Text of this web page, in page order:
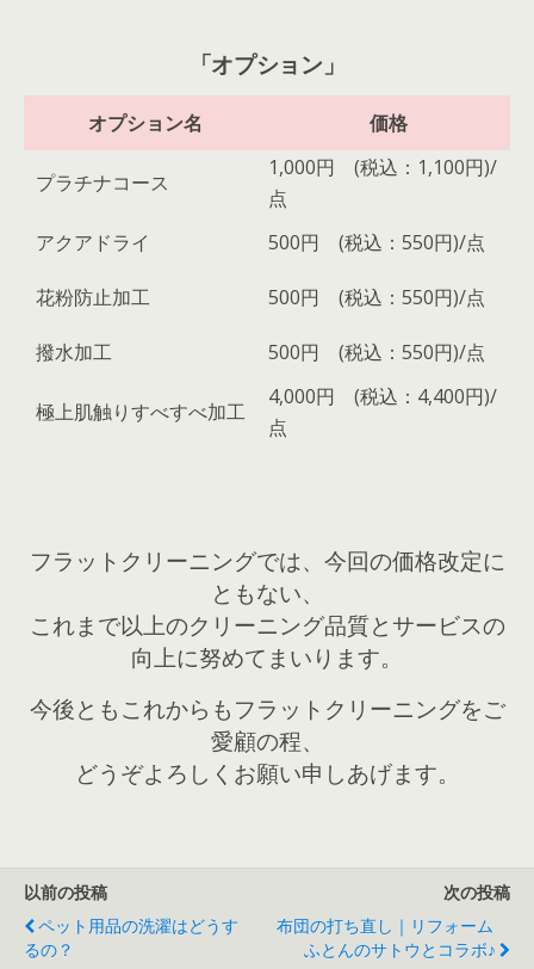
「オプション」
オプション名 価格
プラチナコース
1,000円 (税込：1,100円)/
点
アクアドライ
500円 (税込：550円)/点
花粉防止加工 500円 (税込：550円)/点
撥水加工 500円 (税込：550円)/点
極上肌触りすべすべ加工
4,000円 (税込：4,400円)/
点
フラットクリーニングでは、今回の価格改定に
ともない、
これまで以上のクリーニング品質とサービスの
向上に努めてまいります。
今後ともこれからもフラットクリーニングをご
愛顧の程、
どうぞよろしくお願い申しあげます。
以前の投稿
ペット用品の洗濯はどうす
るの？
次の投稿
布団の打ち直し｜リフォーム
ふとんのサトウとコラボ♪